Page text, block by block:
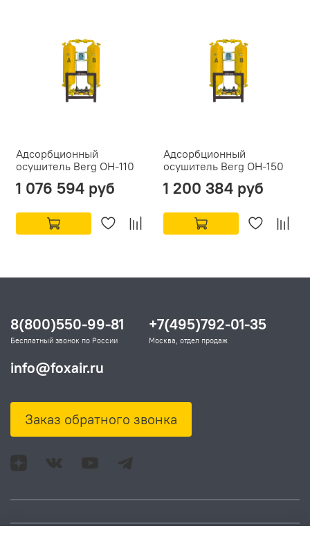
Адсорбционный
осушитель Berg ОН-110
1 076 594 руб
Адсорбционный
осушитель Berg ОН-150
1 200 384 руб
8(800)550-99-81
Бесплатный звонок по России
+7(495)792-01-35
Москва, отдел продаж
info@foxair.ru
Заказ обратного звонка